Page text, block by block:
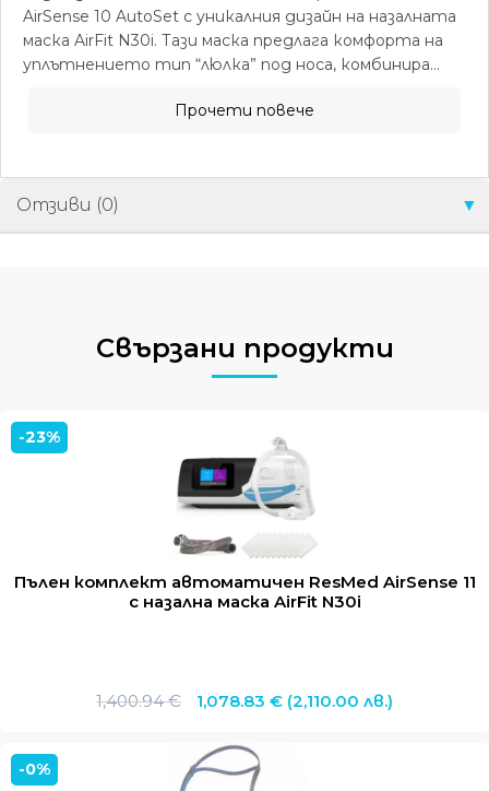
AirSense 10 AutoSet с уникалния дизайн на назалната
маска AirFit N30i. Тази маска предлага комфорта на
уплътнението тип “люлка” под носа, комбинира...
Прочети повече
Отзиви (0)
Свързани продукти
-23%
Пълен комплект автоматичен ResMed AirSense 11
с назална маска AirFit N30i
1,400.94€
Original
was:
1,400.94 €.
1,078.83 €Текущата
(2,110.00 лв.)
-0%